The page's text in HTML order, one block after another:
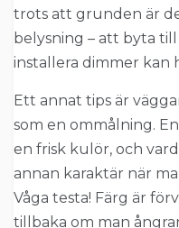
trots att grunden är
belysning – att byta
installera dimmer kan
Ett annat tips är
som en ommålning.
en frisk kulör, och
annan karaktär när
Våga testa! Färg är
tillbaka om man